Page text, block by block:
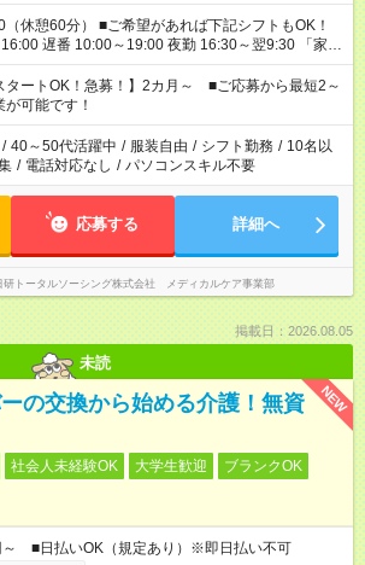
希望があれば下記シフトもOK！
遅番 10:00～19:00 夜勤 16:30～翌9:30 「家族
せたい」 「余裕を持って夕飯の準備がしたい」
残業はしたくない」 など、ご希望を教えてください
のお仕事の勤務時間。 合計で週40時間を超える場
ません。
タートOK！急募！】2カ月～ ■ご応募から最短2～
可能です！
/ 40～50代活躍中 / 服装自由 / シフト勤務 / 10名以
/ 電話対応なし / パソコンスキル不要
応募する 詳細へ
研トータルソーシング株式会社 メディカルケア事業部
掲載日：2026.08.05
未読
NEW
の交換から始める介護！無資
社会人未経験OK 大学生歓迎
ブランクOK
～ ■日払いOK（規定あり）※即日払い不可